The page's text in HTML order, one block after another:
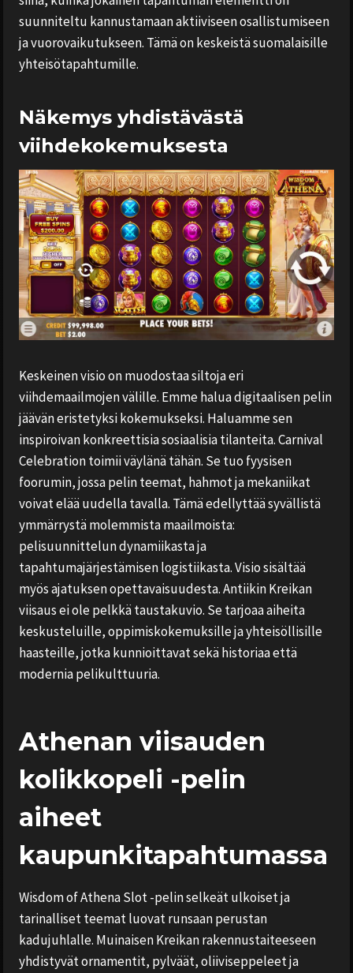
suunniteltu kannustamaan aktiiviseen osallistumiseen
ja vuorovaikutukseen. Tämä on keskeistä suomalaisille
yhteisötapahtumille.
Näkemys yhdistävästä
viihdekokemuksesta
Keskeinen visio on muodostaa siltoja eri
viihdemaailmojen välille. Emme halua digitaalisen pelin
jäävän eristetyksi kokemukseksi. Haluamme sen
inspiroivan konkreettisia sosiaalisia tilanteita. Carnival
Celebration toimii väylänä tähän. Se tuo fyysisen
foorumin, jossa pelin teemat, hahmot ja mekaniikat
voivat elää uudella tavalla. Tämä edellyttää syvällistä
ymmärrystä molemmista maailmoista:
pelisuunnittelun dynamiikasta ja
tapahtumajärjestämisen logistiikasta. Visio sisältää
myös ajatuksen opettavaisuudesta. Antiikin Kreikan
viisaus ei ole pelkkä taustakuvio. Se tarjoaa aiheita
keskusteluille, oppimiskokemuksille ja yhteisöllisille
haasteille, jotka kunnioittavat sekä historiaa että
modernia pelikulttuuria.
Athenan viisauden
kolikkopeli -pelin
aiheet
kaupunkitapahtumassa
Wisdom of Athena Slot -pelin selkeät ulkoiset ja
tarinalliset teemat luovat runsaan perustan
kadujuhlalle. Muinaisen Kreikan rakennustaiteeseen
yhdistyvät ornamentit, pylväät, oliiviseppeleet ja